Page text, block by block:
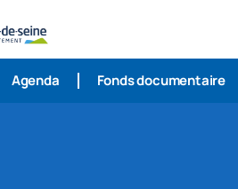
Agenda Fonds documentaire